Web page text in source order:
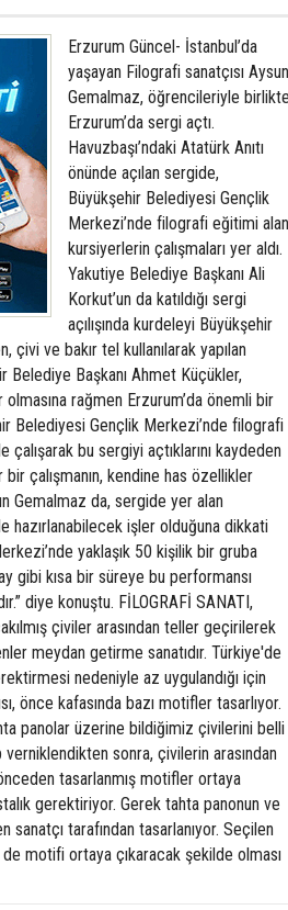
Erzurum Güncel- İstanbul’da
yaşayan Filografi sanatçısı Aysun
Gemalmaz, öğrencileriyle birlikte
Erzurum’da sergi açtı.
Havuzbaşı’ndaki Atatürk Anıtı
önünde açılan sergide,
Büyükşehir Belediyesi Gençlik
Merkezi’nde filografi eğitimi alan
kursiyerlerin çalışmaları yer aldı.
Yakutiye Belediye Başkanı Ali
Korkut’un da katıldığı sergi
açılışında kurdeleyi Büyükşehir
ve bakır tel kullanılarak yapılan
Belediye Başkanı Ahmet Küçükler,
rağmen Erzurum’da önemli bir
Belediyesi Gençlik Merkezi’nde filografi
bu sergiyi açtıklarını kaydeden
bir çalışmanın, kendine has özellikler
Gemalmaz da, sergide yer alan
hazırlanabilecek işler olduğuna dikkati
yaklaşık 50 kişilik bir gruba
gibi kısa bir süreye bu performansı
diye konuştu. FİLOGRAFİ SANATI,
çiviler arasından teller geçirilerek
meydan getirme sanatıdır. Türkiye'de
nedeniyle az uygulandığı için
önce kafasında bazı motifler tasarlıyor.
panolar üzerine bildiğimiz çivilerini belli
sonra, çivilerin arasından
tasarlanmış motifler ortaya
gerektiriyor. Gerek tahta panonun ve
tarafından tasarlanıyor. Seçilen
motifi ortaya çıkaracak şekilde olması